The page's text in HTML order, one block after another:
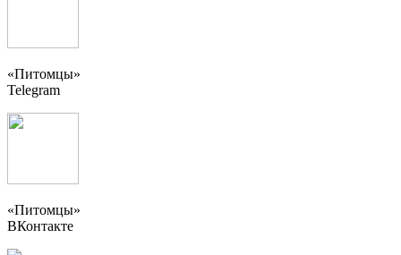
«Питомцы»
Telegram
«Питомцы»
ВКонтакте